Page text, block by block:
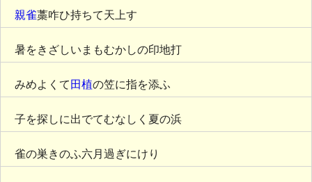
親雀藁咋ひ持ちて天上す
暑をきざしいまもむかしの印地打
みめよくて 田植の笠に指を添ふ
子を探しに出でてむなしく夏の浜
雀の巣きのふ六月過ぎにけり